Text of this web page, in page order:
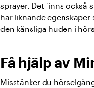
sprayer. Det finns också
har liknande
den känsliga huden i
Få hjälp av
Misstänker du